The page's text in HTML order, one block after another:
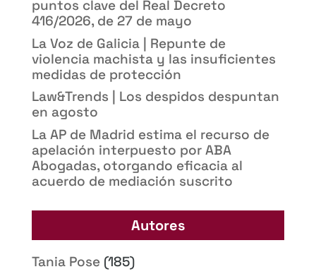
puntos clave del Real Decreto
416/2026, de 27 de mayo
La Voz de Galicia | Repunte de
violencia machista y las insuficientes
medidas de protección
Law&Trends | Los despidos despuntan
en agosto
La AP de Madrid estima el recurso de
apelación interpuesto por ABA
Abogadas, otorgando eficacia al
acuerdo de mediación suscrito
Autores
Tania Pose(185)